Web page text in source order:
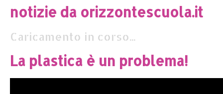
notizie da orizzontescuola.it
Caricamento in corso...
La plastica è un problema!